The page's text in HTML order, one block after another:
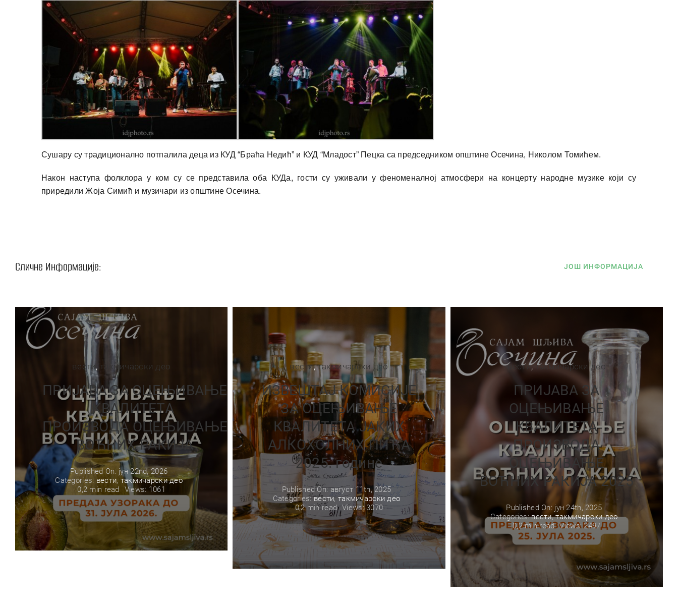
Сушару су традиционално потпалила деца из КУД “Браћа Недић” и КУД “Младост” Пецка са председником општине Осечина, Николом Томићем.
Након наступа фолклора у ком су се представила оба КУДа, гости су уживали у феноменалној атмосфери на концерту народне музике који су
приредили Жоја Симић и музичари из општине Осечина.
Сличне Информације: ЈОШ ИНФОРМАЦИЈА
вести, такмичарски део
ПРИЈАВА ЗА ОЦЕЊИВАЊЕ
КВАЛИТЕТА
ПРОИЗВОДА ОЦЕЊИВАЊЕ
ВОЋНИХ РАКИЈА
Published On: јун 22nd, 2026
Categories: вести, такмичарски део
0,2 min read
Views: 1061
вести,такмичарски део
ИЗВЕШТАЈ КОМИСИЈЕ
ЗА ОЦЕЊИВАЊЕ
КВАЛИТЕТА ЈАКИХ
АЛКОХОЛНИХ ПИЋА
2025. године
Published On: август 11th, 2025
Categories:вести,такмичарски део
0,2 min read
Views: 3070
вести,такмичарски део
ПРИЈАВА ЗА
ОЦЕЊИВАЊЕ
КВАЛИТЕТА
ПРОИЗВОДА
ОЦЕЊИВАЊЕ
ВОЋНИХ РАКИЈА 2025
Published On: јун 24th, 2025
Categories:вести,такмичарски део
0,2 min read Views: 2497